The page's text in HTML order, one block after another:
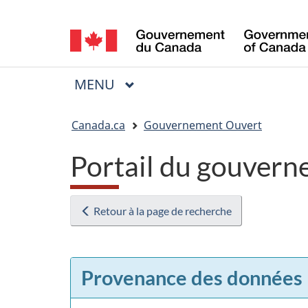
de
la
langue
Menu
MENU PRINCIPAL
Canada.ca Gouvernement Ouvert
Portail du
Retour à la page de recherche
Provenance des données